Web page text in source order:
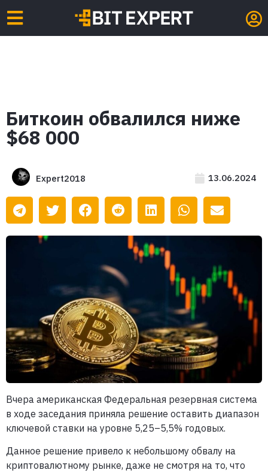
Биткоин обвалился ниже
$68 000
Expert2018 13.06.2024
Вчера американская Федеральная резервная система
в ходе заседания приняла решение оставить диапазон
ключевой ставки на уровне 5,25–5,5% годовых.
Данное решение привело к небольшому обвалу на
криптовалютному рынке, даже не смотря на то, что